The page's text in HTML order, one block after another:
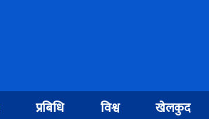
प्रबिधि विश्व खेलकुद